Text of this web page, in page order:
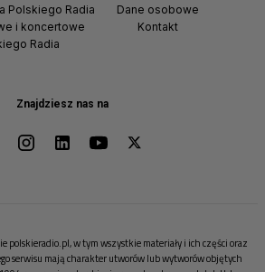
Znajdziesz nas na
Polskiego Radia
i koncertowe
Radia
Dane osobowe
Kontakt
polskieradio.pl, w tym wszystkie materiały i ich części oraz
serwisu mają charakter utworów lub wytworów objętych